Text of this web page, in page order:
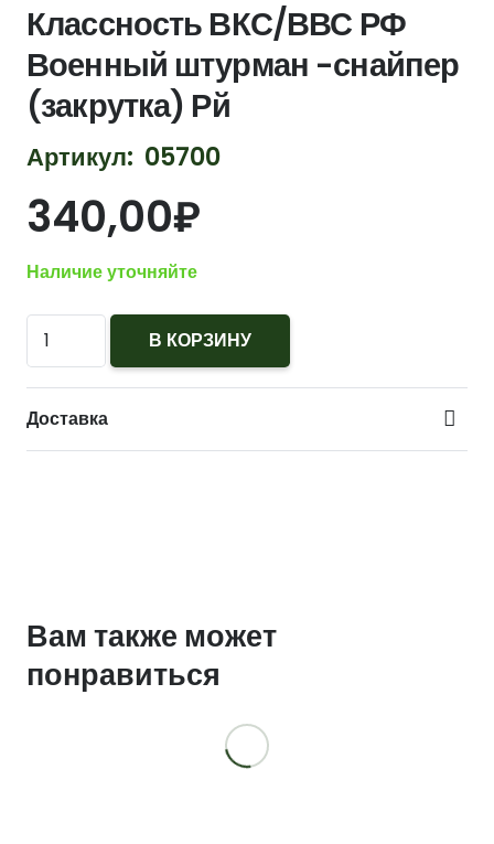
Классность ВКС/ВВС РФ
Военный штурман -снайпер
(закрутка) Рй
Артикул: 05700
340,00₽
Наличие уточняйте
Количество
Классность
ВКС/
ВВС
РФ
В КОРЗИНУ
Доставка
Вам также может
понравиться